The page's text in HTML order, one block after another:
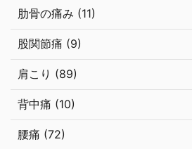
肋骨の痛み (11)
股関節痛 (9)
肩こり (89)
背中痛 (10)
腰痛 (72)